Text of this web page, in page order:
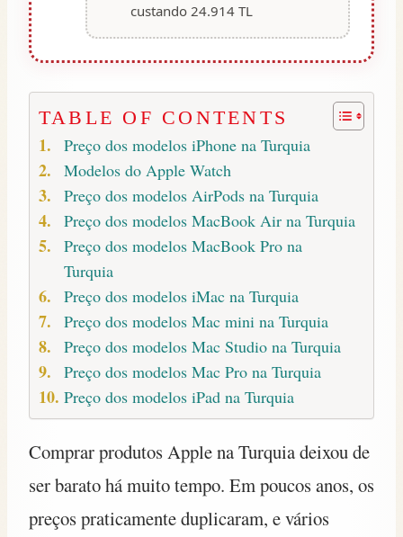
custando 24.914 TL
TABLE OF CONTENTS
Preço dos modelos iPhone na Turquia
Modelos do Apple Watch
Preço dos modelos AirPods na Turquia
Preço dos modelos MacBook Air na Turquia
Preço dos modelos MacBook Pro na
Turquia
Preço dos modelos iMac na Turquia
Preço dos modelos Mac mini na Turquia
Preço dos modelos Mac Studio na Turquia
Preço dos modelos Mac Pro na Turquia
Preço dos modelos iPad na Turquia
Comprar produtos Apple na Turquia deixou de
ser barato há muito tempo. Em poucos anos, os
preços praticamente duplicaram, e vários